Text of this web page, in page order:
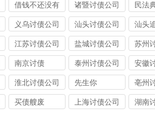
借钱不还没有
借条算诈骗吗
诸暨讨债公司
民法
钱不
么处
义乌讨债公司 汕头讨债公司 汕头
江苏讨债公司 盐城讨债公司 苏州
南京讨债 泰州讨债公司 安徽
淮北讨债公司 先生你 亳州
买债艘废 上海讨债公司 湖南